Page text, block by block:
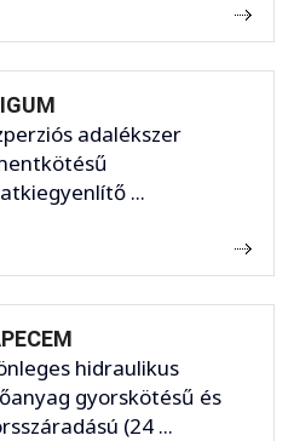
adalékszer
...
hidraulikus
gyorskötésű és
(24 ...